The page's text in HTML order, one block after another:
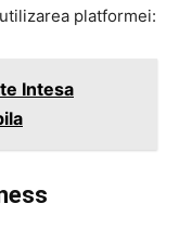
platformei:
Intesa